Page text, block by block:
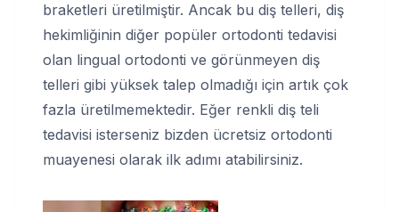
braketleri üretilmiştir. Ancak bu diş telleri, diş
hekimliğinin diğer popüler ortodonti tedavisi
olan lingual ortodonti ve görünmeyen diş
telleri gibi yüksek talep olmadığı için artık çok
fazla üretilmemektedir. Eğer renkli diş teli
tedavisi isterseniz bizden ücretsiz ortodonti
muayenesi olarak ilk adımı atabilirsiniz.